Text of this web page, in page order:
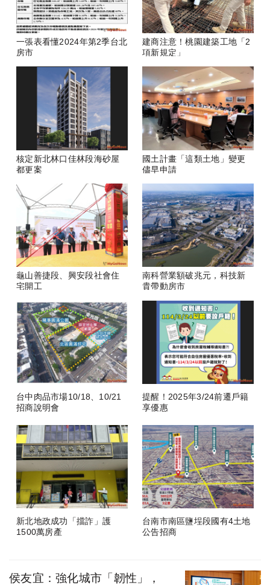
一張表看懂2024年第2季台北
房市
建商注意！桃園建築工地「2
項新規定」
核定新北林口佳林段海砂屋
都更案
國土計畫「這類土地」變更
儘早申請
龜山善捷段、興安段社會住
宅開工
南科營業額破兆元，科技新
貴帶動房市
台中肉品市場10/18、10/21
招商說明會
提醒！2025年3/24前遷戶籍
享優惠
新北地政成功「擋詐」護
1500萬房產
台南市南區鹽埕段國有4土地
公告招商
侯友宜：強化城市「韌性」，